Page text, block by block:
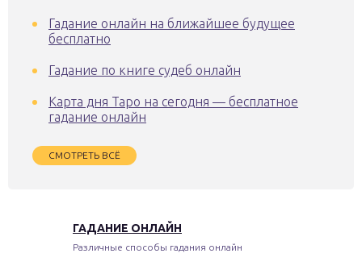
Гадание онлайн на ближайшее будущее
бесплатно
Гадание по книге судеб онлайн
Карта дня Таро на сегодня — бесплатное
гадание онлайн
СМОТРЕТЬ ВСЁ
ГАДАНИЕ ОНЛАЙН
Различные способы гадания онлайн